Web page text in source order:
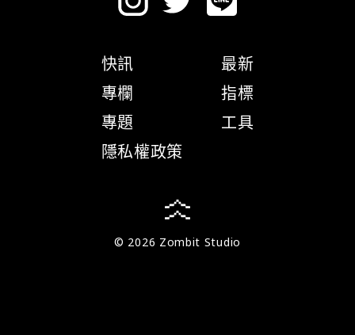
快訊
專欄
專題
隱私權政策
最新
指標
工具
© 2026 Zombit Studio